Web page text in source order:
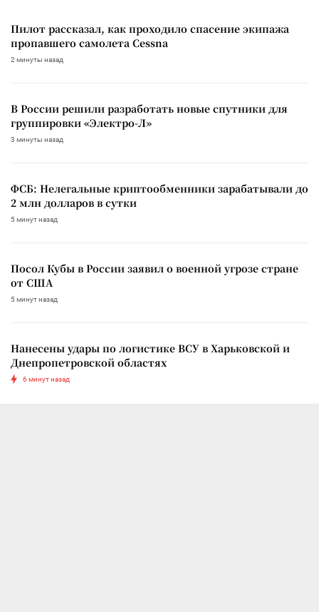
Пилот рассказал, как проходило спасение экипажа
пропавшего самолета Cessna
2 минуты назад
В России решили разработать новые спутники для
группировки «Электро-Л»
3 минуты назад
ФСБ: Нелегальные криптообменники зарабатывали до
2 млн долларов в сутки
5 минут назад
Посол Кубы в России заявил о военной угрозе стране
от США
5 минут назад
Нанесены удары по логистике ВСУ в Харьковской и
Днепропетровской областях
6 минут назад